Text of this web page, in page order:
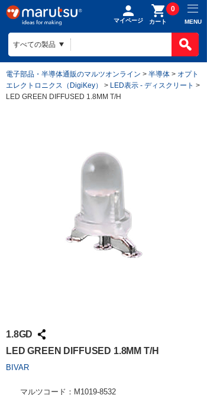
マイページ カート
0
MENU
電子部品・半導体通販のマルツオンライン > 半導体 > オプト
エレクトロニクス（DigiKey）
> LED表示 - ディスクリート >
LED GREEN DIFFUSED 1.8MM T/H
1.8GD
LED GREEN DIFFUSED 1.8MM T/H
BIVAR
マルツコード： M1019-8532